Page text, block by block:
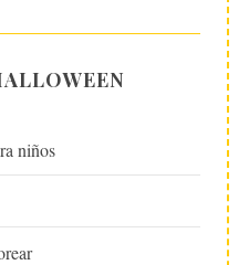
niños